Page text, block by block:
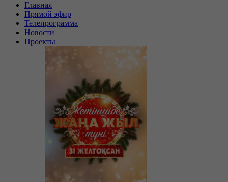
Главная
Прямой эфир
Телепрограмма
Новости
Проекты